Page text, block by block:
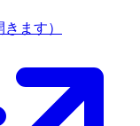
ます）